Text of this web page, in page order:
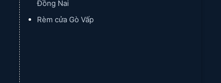
Đồng Nai
Rèm cửa Gò Vấp